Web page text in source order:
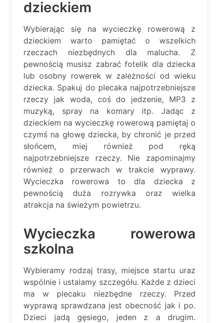
dzieckiem
Wybierając się na wycieczkę rowerową z
dzieckiem warto pamiętać o wszelkich
rzeczach niezbędnych dla malucha. Z
pewnością musisz zabrać fotelik dla dziecka
lub osobny rowerek w zależności od wieku
dziecka. Spakuj do plecaka najpotrzebniejsze
rzeczy jak woda, coś do jedzenie, MP3 z
muzyką, spray na komary itp. Jadąc z
dzieckiem na wycieczkę rowerową pamiętaj o
czymś na głowę dziecka, by chronić je przed
słońcem, miej również pod ręką
najpotrzebniejsze rzeczy. Nie zapominajmy
również o przerwach w trakcie wyprawy.
Wycieczka rowerowa to dla dziecka z
pewnością duża rozrywka oraz wielka
atrakcja na świeżym powietrzu.
Wycieczka rowerowa
szkolna
Wybieramy rodzaj trasy, miejsce startu uraz
wspólnie i ustalamy szczegółu. Każde z dzieci
ma w plecaku niezbędne rzeczy. Przed
wyprawą sprawdzana jest obecność jak i po.
Dzieci jadą gęsiego, jeden z a drugim.